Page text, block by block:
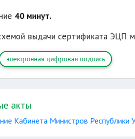
40 минут.
выдачи сертификата ЭЦП
электронная цифровая подпись
акты
Кабинета Министров